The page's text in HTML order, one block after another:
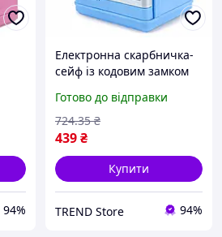
94%
Електронна скарбничка-
сейф із кодовим замком
Готово до відправки
439₴
724.35 ₴
Купити
TREND Store 94%